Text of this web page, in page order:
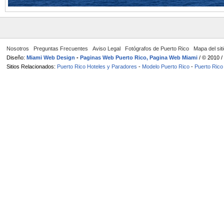
Nosotros Preguntas Frecuentes Aviso Legal Fotógrafos de Puerto Rico
Mapa del
Diseño: Miami Web Design - Paginas Web Puerto Rico, Pagina Web Miami / © 2010 /
Sitios Relacionados: Puerto Rico Hoteles y Paradores - Modelo Puerto Rico - Puerto